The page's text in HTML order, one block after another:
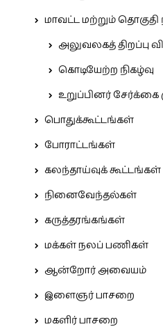
மாவட்ட மற்றும் தொகுதி
அலுவலகத் திறப்பு
கொடியேற்ற நிகழ்வு
உறுப்பினர் சேர்க்கை
பொதுக்கூட்டங்கள்
போராட்டங்கள்
கலந்தாய்வுக் கூட்டங்கள்
நினைவேந்தல்கள்
கருத்தரங்கங்கள்
மக்கள் நலப் பணிகள்
ஆன்றோர் அவையம்
இளைஞர் பாசறை
மகளிர் பாசறை